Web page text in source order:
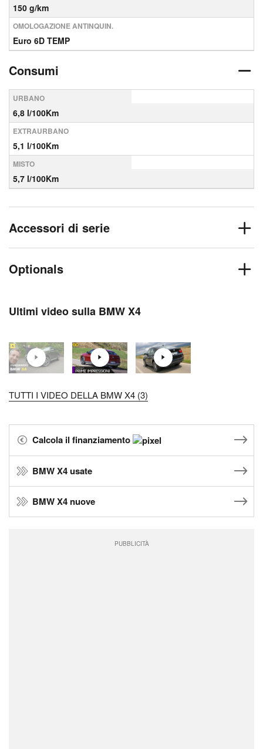
150 g/km
OMOLOGAZIONE ANTINQUIN.
Euro 6D TEMP
Consumi
URBANO
6,8 l/100Km
EXTRAURBANO
5,1 l/100Km
MISTO
5,7 l/100Km
Accessori di serie
Optionals
Ultimi video sulla BMW X4
TUTTI I VIDEO DELLA BMW X4 (3)
Calcola il finanziamento
BMW X4 usate
BMW X4 nuove
PUBBLICITÀ